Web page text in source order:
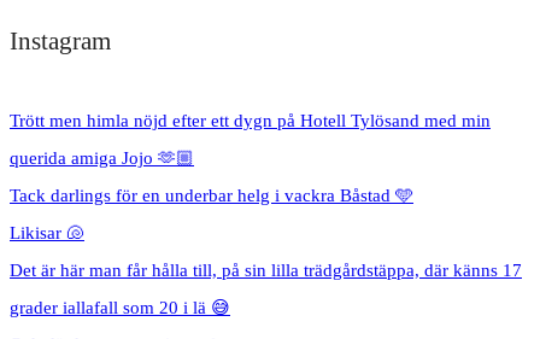
Instagram
Trött men himla nöjd efter ett dygn på Hotell Tylösand med min
querida amiga Jojo 🫶🏼
Tack darlings för en underbar helg i vackra Båstad 🩵
Likisar 🐚
Det är här man får hålla till, på sin lilla trädgårdstäppa, där känns 17
grader iallafall som 20 i lä 😅